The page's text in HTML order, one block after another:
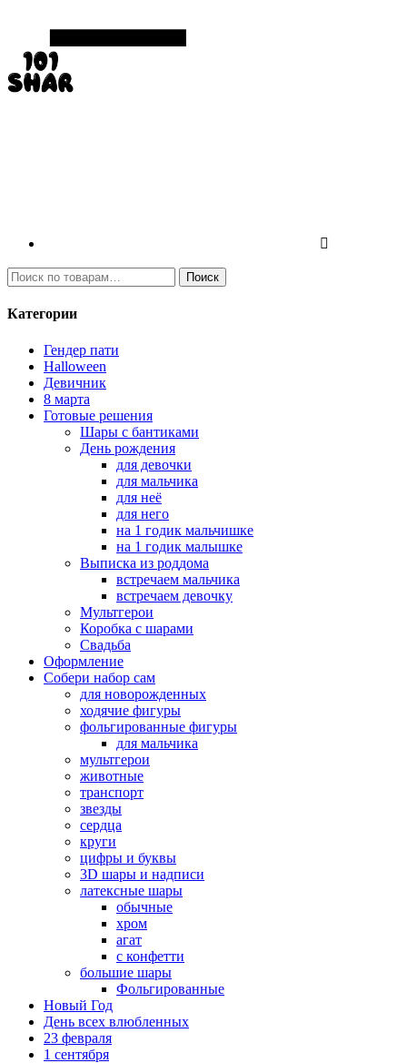
И
с
к
а
Поиск
Категории
Гендер пати
Halloween
Девичник
8 марта
Готовые решения
Шары с бантиками
День рождения
для девочки
для мальчика
для неё
для него
на 1 годик мальчишке
на 1 годик малышке
Выписка из роддома
встречаем мальчика
встречаем девочку
Мультгерои
Коробка с шарами
Свадьба
Оформление
Собери набор сам
для новорожденных
ходячие фигуры
фольгированные фигуры
для мальчика
мультгерои
животные
транспорт
звезды
сердца
круги
цифры и буквы
3D шары и надписи
латексные шары
обычные
хром
агат
с конфетти
большие шары
Фольгированные
Новый Год
День всех влюбленных
23 февраля
1 сентября